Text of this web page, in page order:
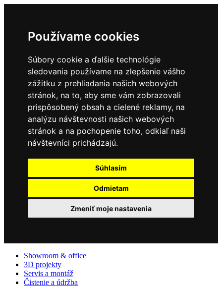
Používame cookies
Súbory cookie a ďalšie technológie
sledovania používame na zlepšenie vášho
zážitku z prehliadania našich webových
stránok, na to, aby sme vám zobrazovali
prispôsobený obsah a cielené reklamy, na
analýzu návštevnosti našich webových
stránok a na pochopenie toho, odkiaľ naši
návštevníci prichádzajú.
Súhlasím
Odmietam
Zmeniť moje nastavenia
Showroom & office
3D projekty
Servis a montáž
Čistenie a údržba